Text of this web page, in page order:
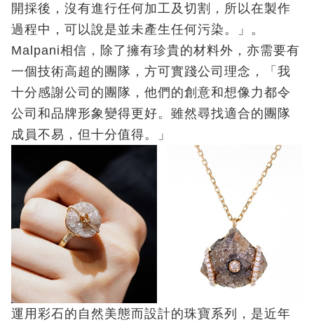
開採後，沒有進行任何加工及切割，所以在製作
過程中，可以說是並未產生任何污染。」。
Malpani相信，除了擁有珍貴的材料外，亦需要有
一個技術高超的團隊，方可實踐公司理念，「我
十分感謝公司的團隊，他們的創意和想像力都令
公司和品牌形象變得更好。雖然尋找適合的團隊
成員不易，但十分值得。」
運用彩石的自然美態而設計的珠寶系列，是近年